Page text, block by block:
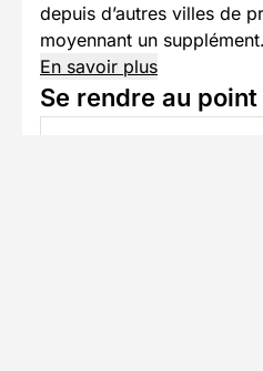
depuis d’autres villes de
moyennant un supplément.
En savoir plus
Se rendre au